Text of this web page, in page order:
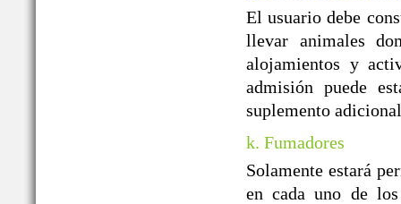
El usuario debe
llevar animales
alojamientos y
admisión puede
suplemento
k. Fumadores
Solamente estará
en cada uno de